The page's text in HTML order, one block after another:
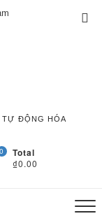
TỰ ĐỘNG HÓA
0 Total
₫0.00